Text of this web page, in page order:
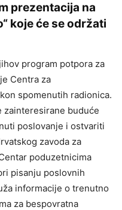
prezentacija na
koje će se održati
program potpora za
Centra za
spomenutih radionica.
zainteresirane buduće
poslovanje i ostvariti
zavoda za
poduzetnicima
pisanju poslovnih
informacije o trenutno
za bespovratna